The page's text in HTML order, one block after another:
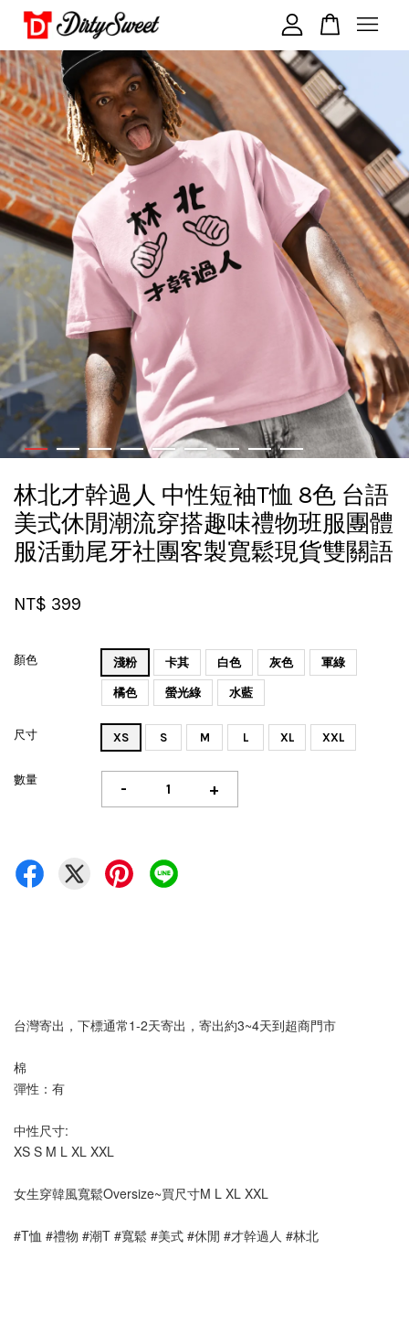
林北才幹過人 中性短袖T恤 8色 台語
美式休閒潮流穿搭趣味禮物班服團體
服活動尾牙社團客製寬鬆現貨雙關語
NT$ 399
顏色 淺粉 卡其 白色 灰色 軍綠
橘色 螢光綠 水藍
尺寸 XS S M L XL XXL
數量 - +
台灣寄出，下標通常1-2天寄出，寄出約3~4天到超商門市
棉
彈性：有
中性尺寸:
XS S M L XL XXL
女生穿韓風寬鬆Oversize~買尺寸M L XL XXL
#T恤 #禮物 #潮T #寬鬆 #美式 #休閒 #才幹過人 #林北
您的購物車目前還是空的。
繼續購物